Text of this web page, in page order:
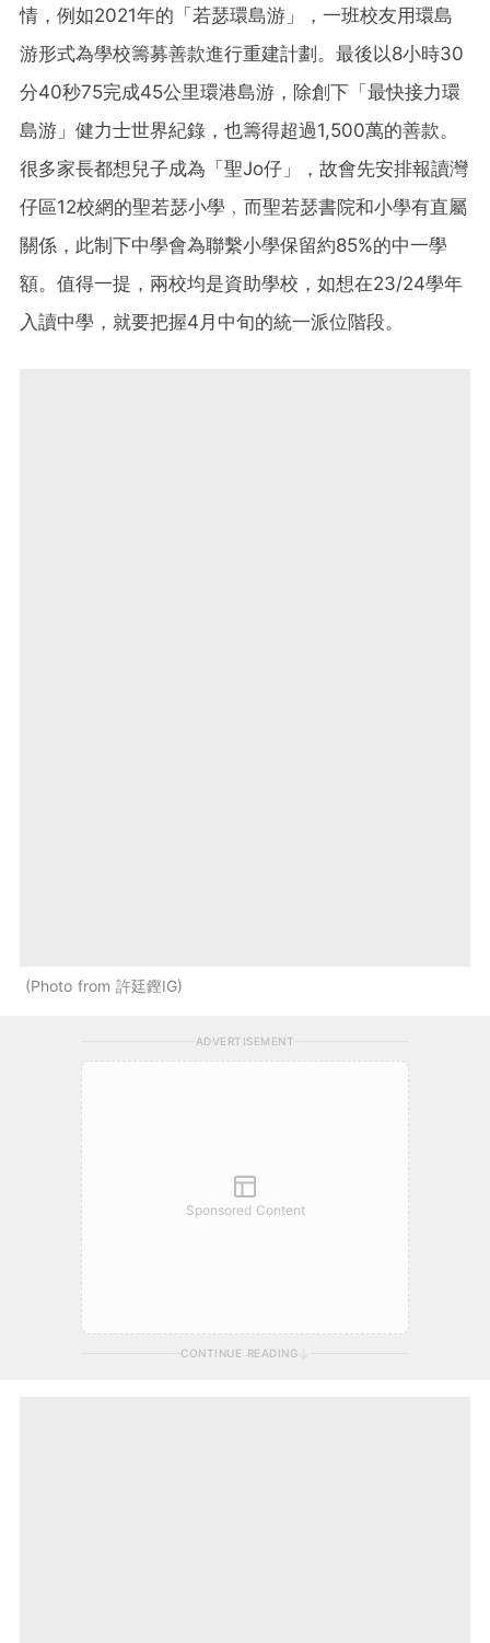
情，例如2021年的「若瑟環島游」，一班校友用環島
游形式為學校籌募善款進行重建計劃。最後以8小時30
分40秒75完成45公里環港島游，除創下「最快接力環
島游」健力士世界紀錄，也籌得超過1,500萬的善款。
很多家長都想兒子成為「聖Jo仔」，故會先安排報讀灣
仔區12校網的聖若瑟小學﹐而聖若瑟書院和小學有直屬
關係，此制下中學會為聯繫小學保留約85%的中一學
額。值得一提，兩校均是資助學校，如想在23/24學年
入讀中學，就要把握4月中旬的統一派位階段。
Photo from 許廷鏗IG
ADVERTISEMENT
Sponsored Content
CONTINUE READING